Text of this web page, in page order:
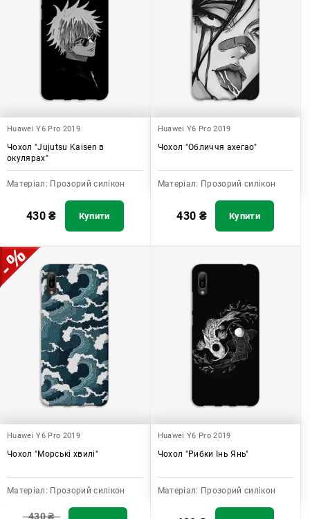
Huawei Y6 Pro 2019
Чохол "Jujutsu Kaisen в
окулярах"
Матеріал: Прозорий силікон
430₴ Купити
Huawei Y6 Pro 2019
Чохол "Обличчя ахегао"
Матеріал: Прозорий силікон
430 ₴ Купити
Huawei Y6 Pro 2019
Чохол "Морські хвилі"
Матеріал: Прозорий силікон
430₴
Huawei Y6 Pro 2019
Чохол "Рибки Інь Янь"
Матеріал: Прозорий силікон